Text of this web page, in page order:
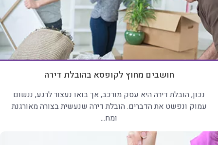
חושבים מחוץ לקופסא בהובלת דירה
נכון, הובלת דירה היא עסק מורכב, אך בואו נעצור לרגע, ננשום
עמוק ונפשט את הדברים. הובלת דירה שנעשית בצורה מאורגנת
ומח...